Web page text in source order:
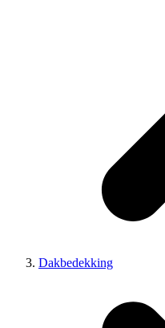
Dakbedekking